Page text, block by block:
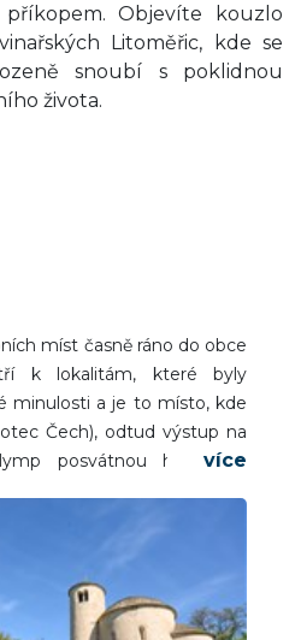
Objevíte kouzlo
Litoměřic, kde se
snoubí s poklidnou
života.
míst časně ráno do obce
k lokalitám, které byly
minulosti a je to místo, kde
Čech), odtud výstup na
posvátnou horuŘÍP
kterou by měl vystoupit
rotunda sv. Jiří a sv.
ROUDNICE n. L.
Prohlídka historického